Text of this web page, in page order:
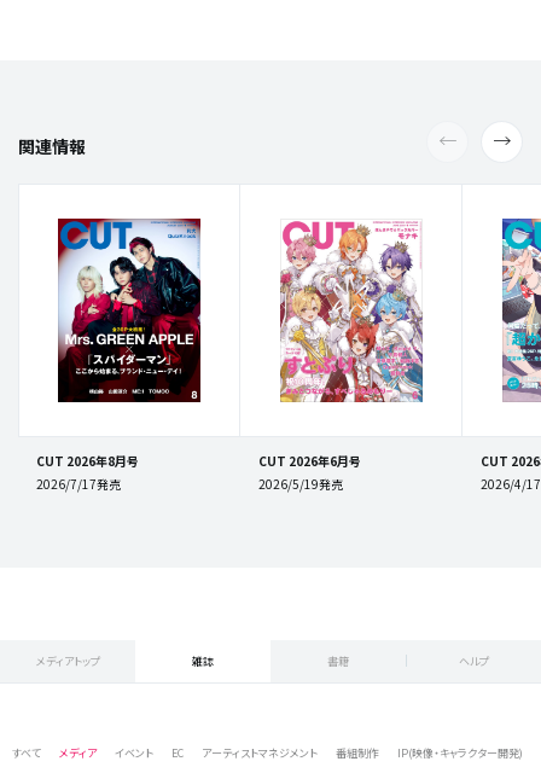
関連情報
CUT 2026年8月号
2026/7/17発売
CUT 2026年6月号
2026/5/19発売
CUT
2026/4/
メディアトップ 雑誌 書籍 ヘルプ
すべて メディア イベント EC アーティストマネジメント 番組制作 IP(映像・キャラクター開発)